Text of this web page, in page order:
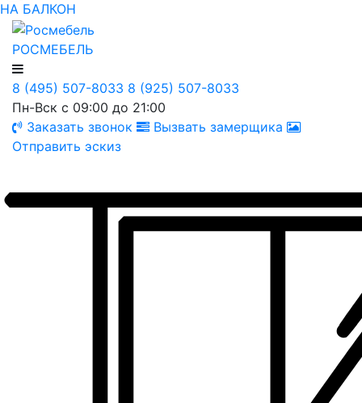
НА БАЛКОН
РОСМЕБЕЛЬ
8 (495) 507-8033 8 (925) 507-8033
Пн-Вск с 09:00 до 21:00
Заказать звонок
Вызвать замерщика
Отправить эскиз